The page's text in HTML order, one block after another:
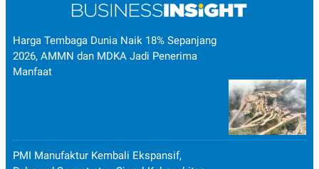
Harga Tembaga Dunia Naik 18% Sepanjang
2026, AMMN dan MDKA Jadi Penerima
Manfaat
PMI Manufaktur Kembali Ekspansif,